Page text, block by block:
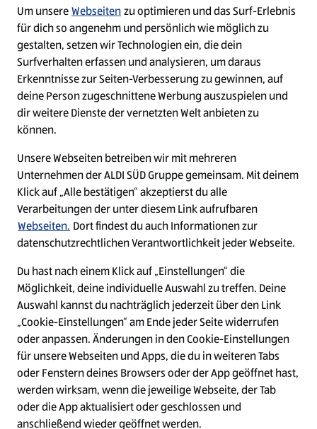
Leichte Sprache
Kontakt
W
i
r
d
a
u
f
W
i
r
d
a
u
f
W
i
r
d
a
u
f
W
i
r
d
a
Cookie - Liste
Datenschutz
Um unsereWebseitenzu optimieren und das Surf-Erlebnis
für dich so angenehm und persönlich wie möglich zu
gestalten, setzen wir Technologien ein, die dein
Surfverhalten erfassen und analysieren, um daraus
Erkenntnisse zur Seiten-Verbesserung zu gewinnen, auf
deine Person zugeschnittene Werbung auszuspielen und
dir weitere Dienste der vernetzten Welt anbieten zu
können.
Unsere Webseiten betreiben wir mit mehreren
Unternehmen der ALDI SÜD Gruppe gemeinsam. Mit deinem
Klick auf „Alle bestätigen“ akzeptierst du alle
Verarbeitungen der unter diesem Link aufrufbaren
Webseiten. Dort findest du auch Informationen zur
datenschutzrechtlichen Verantwortlichkeit jeder Webseite.
Du hast nach einem Klick auf „Einstellungen“ die
Möglichkeit, deine individuelle Auswahl zu treffen. Deine
Auswahl kannst du nachträglich jederzeit über den Link
„Cookie-Einstellungen“ am Ende jeder Seite widerrufen
oder anpassen. Änderungen in den Cookie-Einstellungen
für unsere Webseiten und Apps, die du in weiteren Tabs
oder Fenstern deines Browsers oder der App geöffnet hast,
werden wirksam, wenn die jeweilige Webseite, der Tab
oder die App aktualisiert oder geschlossen und
anschließend wieder geöffnet werden.